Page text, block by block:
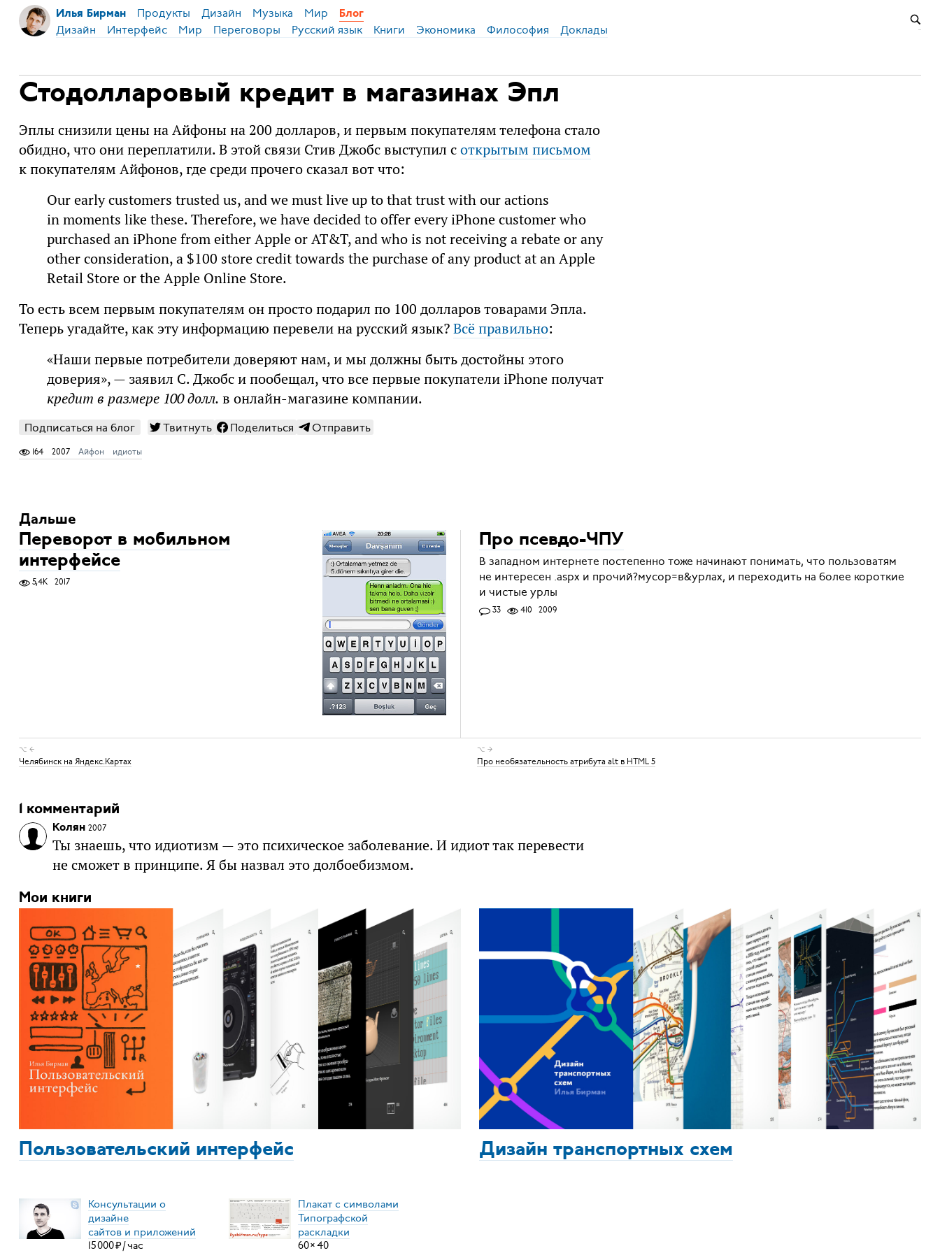
Илья Бирман Продукты Дизайн Музыка Мир Блог
Дизайн Интерфейс Мир Переговоры Русский язык Книги Экономика Философия Доклады
Стодолларовый кредит в магазинах Эпл
Эплы снизили цены на Айфоны на 200 долларов, и первым покупателям телефона стало
обидно, что они переплатили. В этой связи Стив Джобс выступил соткрытым письмом
к покупателям Айфонов, где среди прочего сказал вот что:
Our early customers trusted us, and we must live up to that trust with our actions
in moments like these. Therefore, we have decided to offer every iPhone customer who
purchased an iPhone from either Apple or AT&T, and who is not receiving a rebate or any
other consideration, a $100 store credit towards the purchase of any product at an Apple
Retail Store or the Apple Online Store.
То есть всем первым покупателям он просто подарил по 100 долларов товарами Эпла.
Теперь угадайте, как эту информацию перевели на русский язык?Всё правильно:
«Наши первые потребители доверяют нам, и мы должны быть достойны этого
доверия», — заявил С. Джобс и пообещал, что все первые покупатели iPhone получат
кредит в размере 100 долл. в онлайн-магазине компании.
Подписаться на блог Твитнуть Поделиться Отправить
164 2007 Айфон идиоты
Дальше
Переворот в мобильном
интерфейсе
5,4K 2017
Про псевдо-ЧПУ
В западном интернете постепенно тоже начинают понимать, что пользоватям
не интересен .aspx и прочий?мусор=в&урлах, и переходить на более короткие
и чистые урлы
33 410 2009
⌥ ←
Челябинск на Яндекс.Картах
⌥ →
Про необязательность атрибута alt в HTML 5
1 комментарий
Колян 2007
Ты знаешь, что идиотизм — это психическое заболевание. И идиот так перевести
не сможет в принципе. Я бы назвал это долбоебизмом.
Мои книги
Пользовательский интерфейс Дизайн транспортных схем
Консультации о
дизайне
сайтов и приложений
15000₽/час
Плакат с символами
Типографской
раскладки
60×40